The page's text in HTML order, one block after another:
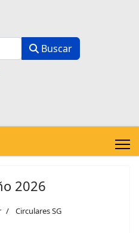
Buscar
2026
Circulares SG